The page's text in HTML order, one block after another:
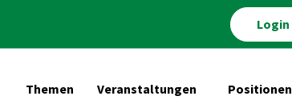
Login
Themen Veranstaltungen Positionen